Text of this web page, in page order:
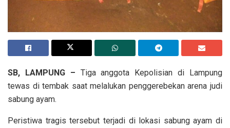
SB, LAMPUNG – Tiga anggota Kepolisian di Lampung
tewas di tembak saat melalukan penggerebekan arena judi
sabung ayam.
Peristiwa tragis tersebut terjadi di lokasi sabung ayam di